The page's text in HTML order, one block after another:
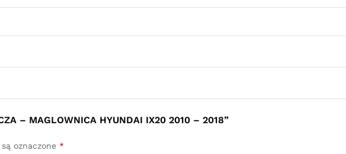
– MAGLOWNICA HYUNDAI IX20 2010 – 2018”
oznaczone *